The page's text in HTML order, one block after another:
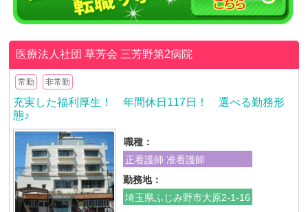
医療法人社団 草芳会 三芳野第2病院
常勤 非常勤
充実した福利厚生！ 年間休日117日！ 選べる勤務形
態♪
職種：
正看護師 准看護師
勤務地：
埼玉県ふじみ野市大原2-1-16